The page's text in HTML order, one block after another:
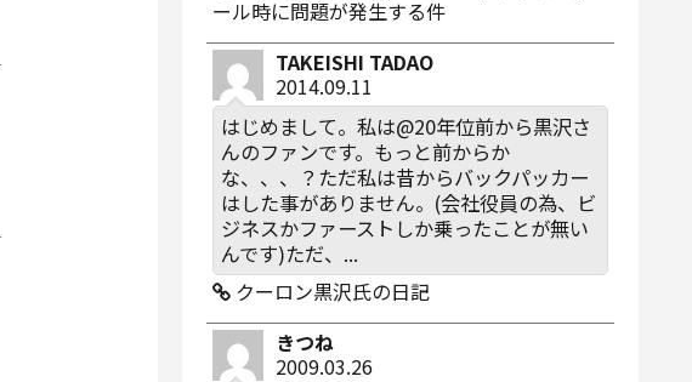
ール時に問題が発生する件
TAKEISHI TADAO
2014.09.11
はじめまして。私は@20年位前から黒沢さ
んのファンです。もっと前からか
な、、、？ただ私は昔からバックパッカー
はした事がありません。(会社役員の為、ビ
ジネスかファーストしか乗ったことが無い
んです)ただ、...
クーロン黒沢氏の日記
きつね
2009.03.26